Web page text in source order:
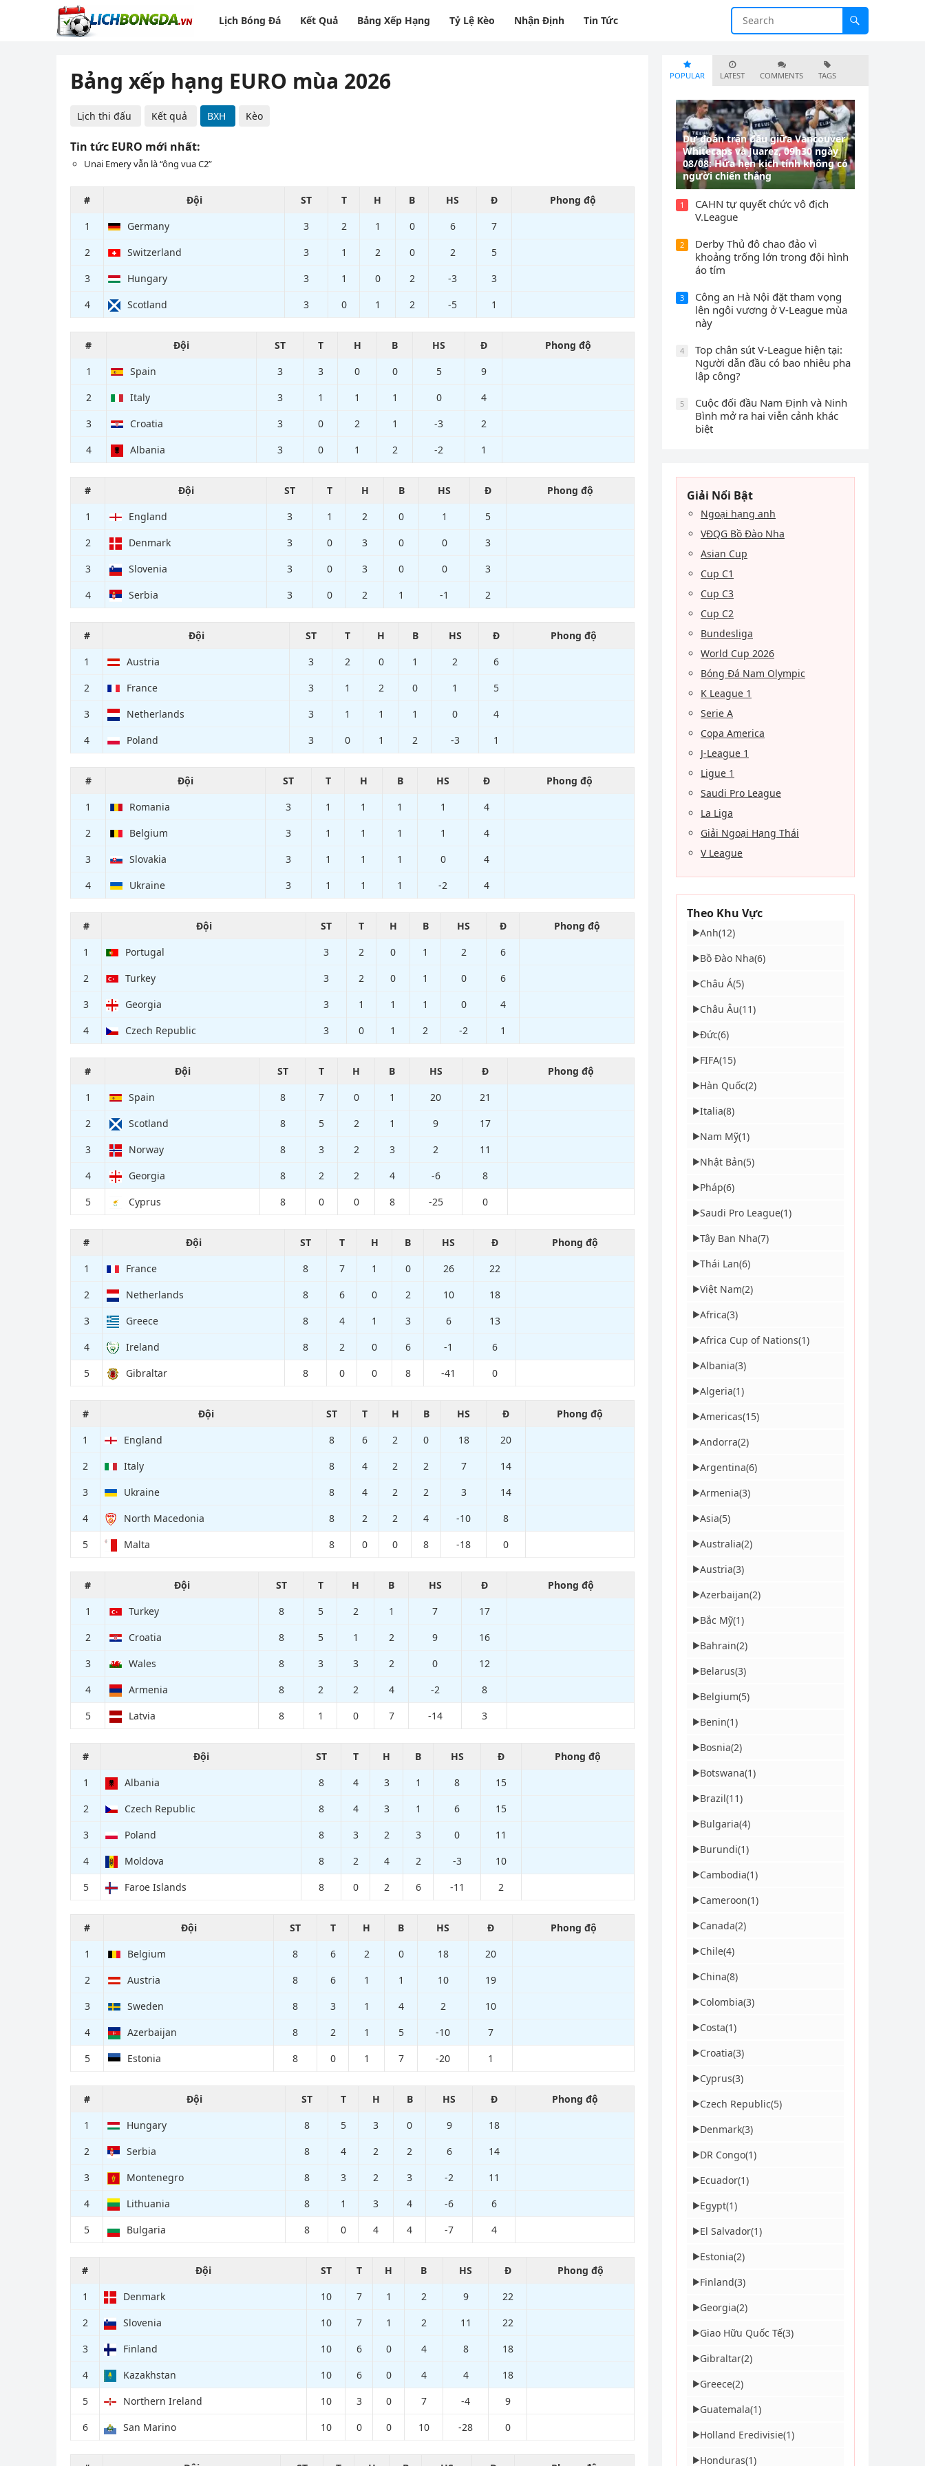
Lịch Bóng Đá Kết Quả Bảng Xếp Hạng Tỷ Lệ Kèo Nhận Định Tin Tức
Bảng xếp hạng EURO mùa 2026
Lịch thi đấu Kết quả BXH Kèo
Tin tức EURO mới nhất:
Unai Emery vẫn là “ông vua C2”
# Đội ST T H B HS Đ
Phong độ
1
Germany 3 2 1 0 6
7
2
Switzerland 3 1 2 0 2
5
3
Hungary 3 1 0 2 -3
3
4
Scotland 3 0 1 2 -5 1
# Đội ST T H B HS Đ
Phong độ
1
Spain 3 3 0 0 5
9
2
Italy 3 1 1 1 0
4
3
Croatia 3 0 2 1 -3
2
4
Albania 3 0 1 2 -2 1
# Đội ST T H B HS Đ
Phong độ
1
England 3 1 2 0 1
5
2
Denmark 3 0 3 0 0
3
3
Slovenia 3 0 3 0 0
3
4
Serbia 3 0 2 1 -1 2
# Đội ST T H B HS Đ
Phong độ
1
Austria 3 2 0 1 2
6
2
France 3 1 2 0 1
5
3
Netherlands 3 1 1 1 0
4
4
Poland 3 0 1 2 -3 1
# Đội ST T H B HS Đ
Phong độ
1
Romania 3 1 1 1 1
4
2
Belgium 3 1 1 1 1
4
3
Slovakia 3 1 1 1 0
4
4
Ukraine 3 1 1 1 -2 4
# Đội ST T H B HS Đ
Phong độ
1
Portugal 3 2 0 1 2
6
2
Turkey 3 2 0 1 0
6
3
Georgia 3 1 1 1 0
4
4
Czech Republic 3 0 1 2 -2 1
# Đội ST T H B HS Đ
Phong độ
1
Spain 8 7 0 1 20
21
2
Scotland 8 5 2 1 9
17
3
Norway 8 3 2 3 2
11
4
Georgia 8 2 2 4 -6
8
5
Cyprus 8 0 0 8 -25 0
# Đội ST T H B HS Đ
Phong độ
1
France 8 7 1 0 26
22
2
Netherlands 8 6 0 2 10
18
3
Greece 8 4 1 3 6
13
4
Ireland 8 2 0 6 -1
6
5
Gibraltar 8 0 0 8 -41 0
# Đội ST T H B HS Đ
Phong độ
1
England 8 6 2 0 18
20
2
Italy 8 4 2 2 7
14
3
Ukraine 8 4 2 2 3
14
4
North Macedonia 8 2 2 4 -10
8
5
Malta 8 0 0 8 -18 0
# Đội ST T H B HS Đ
Phong độ
1
Turkey 8 5 2 1 7
17
2
Croatia 8 5 1 2 9
16
3
Wales 8 3 3 2 0
12
4
Armenia 8 2 2 4 -2
8
5
Latvia 8 1 0 7 -14 3
# Đội ST T H B HS Đ
Phong độ
1
Albania 8 4 3 1 8
15
2
Czech Republic 8 4 3 1 6
15
3
Poland 8 3 2 3 0
11
4
Moldova 8 2 4 2 -3
10
5
Faroe Islands 8 0 2 6 -11 2
# Đội ST T H B HS Đ
Phong độ
1
Belgium 8 6 2 0 18
20
2
Austria 8 6 1 1 10
19
3
Sweden 8 3 1 4 2
10
4
Azerbaijan 8 2 1 5 -10
7
5
Estonia 8 0 1 7 -20 1
# Đội ST T H B HS Đ
Phong độ
1
Hungary 8 5 3 0 9
18
2
Serbia 8 4 2 2 6
14
3
Montenegro 8 3 2 3 -2
11
4
Lithuania 8 1 3 4 -6
6
5
Bulgaria 8 0 4 4 -7 4
# Đội ST T H B HS Đ
Phong độ
1
Denmark 10 7 1 2 9
22
2
Slovenia 10 7 1 2 11
22
3
Finland 10 6 0 4 8
18
4
Kazakhstan 10 6 0 4 4
18
5
Northern Ireland 10 3 0 7 -4
9
6
San Marino 10 0 0 10 -28 0
POPULAR LATEST COMMENTS TAGS
Dự đoán trận đấu giữa Vancouver
Whitecaps và Juarez, 09h30 ngày
08/08: Hứa hẹn kịch tính không có
người chiến thắng
1
CAHN tự quyết chức vô địch
V.League
2
Derby Thủ đô chao đảo vì
khoảng trống lớn trong đội hình
áo tím
3
Công an Hà Nội đặt tham vọng
lên ngôi vương ở V-League mùa
này
4
Top chân sút V-League hiện tại:
Người dẫn đầu có bao nhiêu pha
lập công?
5
Cuộc đối đầu Nam Định và Ninh
Bình mở ra hai viễn cảnh khác
biệt
Giải Nổi Bật
Ngoại hạng anh
VĐQG Bồ Đào Nha
Asian Cup
Cup C1
Cup C3
Cup C2
Bundesliga
World Cup 2026
Bóng Đá Nam Olympic
K League 1
Serie A
Copa America
J-League 1
Ligue 1
Saudi Pro League
La Liga
Giải Ngoại Hạng Thái
V League
Theo Khu Vực
▶Anh(12)
▶Bồ Đào Nha(6)
▶Châu Á(5)
▶Châu Âu(11)
▶Đức(6)
▶FIFA(15)
▶Hàn Quốc(2)
▶Italia(8)
▶Nam Mỹ(1)
▶Nhật Bản(5)
▶Pháp(6)
▶Saudi Pro League(1)
▶Tây Ban Nha(7)
▶Thái Lan(6)
▶Việt Nam(2)
▶Africa(3)
▶Africa Cup of Nations(1)
▶Albania(3)
▶Algeria(1)
▶Americas(15)
▶Andorra(2)
▶Argentina(6)
▶Armenia(3)
▶Asia(5)
▶Australia(2)
▶Austria(3)
▶Azerbaijan(2)
▶Bắc Mỹ(1)
▶Bahrain(2)
▶Belarus(3)
▶Belgium(5)
▶Benin(1)
▶Bosnia(2)
▶Botswana(1)
▶Brazil(11)
▶Bulgaria(4)
▶Burundi(1)
▶Cambodia(1)
▶Cameroon(1)
▶Canada(2)
▶Chile(4)
▶China(8)
▶Colombia(3)
▶Costa(1)
▶Croatia(3)
▶Cyprus(3)
▶Czech Republic(5)
▶Denmark(3)
▶DR Congo(1)
▶Ecuador(1)
▶Egypt(1)
▶El Salvador(1)
▶Estonia(2)
▶Finland(3)
▶Georgia(2)
▶Giao Hữu Quốc Tế(3)
▶Gibraltar(2)
▶Greece(2)
▶Guatemala(1)
▶Holland Eredivisie(1)
▶Honduras(1)